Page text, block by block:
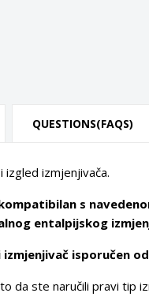
QUESTIONS(FAQS)
izmjenjivača.
s
entalpijskog
isporučen
da ste naručili pravi tip